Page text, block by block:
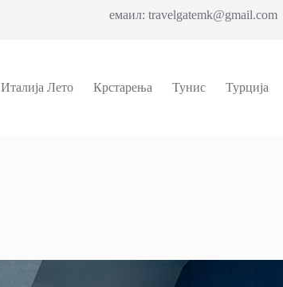
емаил:
Италија Лето Крстарења Тунис Турција